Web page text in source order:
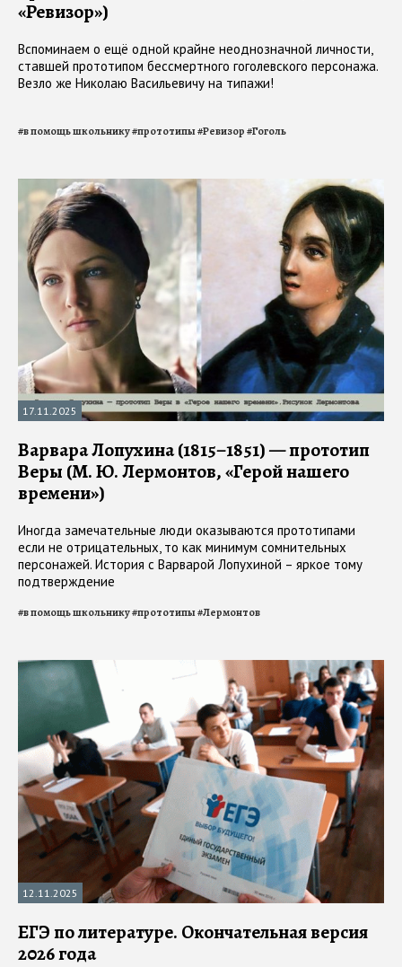
«Ревизор»)
Вспоминаем о ещё одной крайне неоднозначной личности,
ставшей прототипом бессмертного гоголевского персонажа.
Везло же Николаю Васильевичу на типажи!
#в помощь школьнику#прототипы#Ревизор#Гоголь
17.11.2025
Варвара Лопухина (1815–1851) — прототип
Веры (М. Ю. Лермонтов, «Герой нашего
времени»)
Иногда замечательные люди оказываются прототипами
если не отрицательных, то как минимум сомнительных
персонажей. История с Варварой Лопухиной – яркое тому
подтверждение
#в помощь школьнику#прототипы#Лермонтов
12.11.2025
ЕГЭ по литературе. Окончательная версия
2026 года